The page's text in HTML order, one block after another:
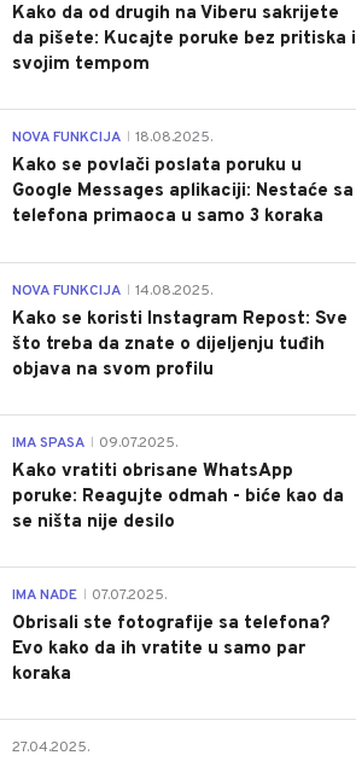
Kako da od drugih na Viberu sakrijete
da pišete: Kucajte poruke bez pritiska i
svojim tempom
NOVA FUNKCIJA 18.08.2025.
Kako se povlači poslata poruku u
Google Messages aplikaciji: Nestaće sa
telefona primaoca u samo 3 koraka
NOVA FUNKCIJA 14.08.2025.
Kako se koristi Instagram Repost: Sve
što treba da znate o dijeljenju tuđih
objava na svom profilu
IMA SPASA 09.07.2025.
Kako vratiti obrisane WhatsApp
poruke: Reagujte odmah - biće kao da
se ništa nije desilo
IMA NADE 07.07.2025.
Obrisali ste fotografije sa telefona?
Evo kako da ih vratite u samo par
koraka
27.04.2025.